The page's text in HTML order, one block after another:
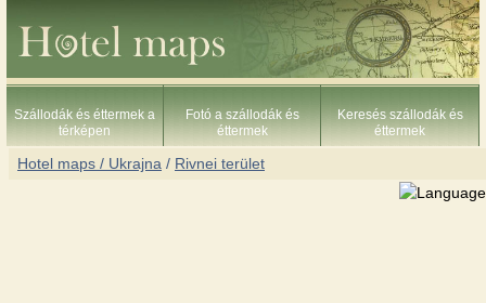
Szállodák és éttermek a
térképen
Fotó a szállodák és
éttermek
Keresés szállodák és
éttermek
Hotel maps / Ukrajna / Rivnei terület